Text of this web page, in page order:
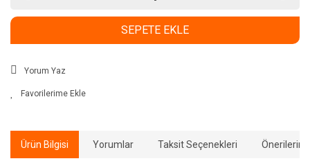
SEPETE EKLE
Yorum Yaz
Ürün Bilgisi Yorumlar Taksit Seçenekleri